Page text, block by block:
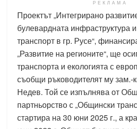
РЕКЛАМА
Проектът „Интегрирано
булевардната инфраструктура
транспорт в гр. Русе“,
„Развитие на регионите“, ще
транспорта и екологията с
съобщи ръководителят му зам.-
Недев. Той се изпълнява от
партньорство с „Общински
стартира на 30 юни 2025 г., а